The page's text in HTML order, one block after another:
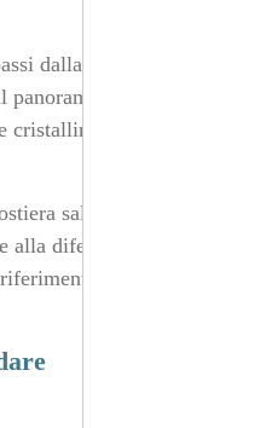
dalla spiaggia che
che offre,
cristalline. È un luogo
salentina. La torre
difesa costiera. La
per chi ama